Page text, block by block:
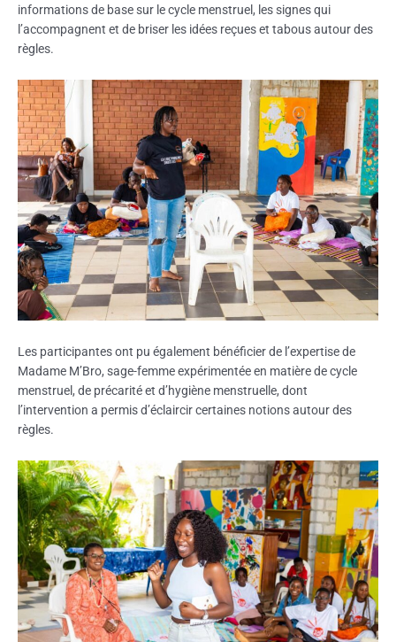
informations de base sur le cycle menstruel, les signes qui
l’accompagnent et de briser les idées reçues et tabous autour des
règles.
Les participantes ont pu également bénéficier de l’expertise de
Madame M’Bro, sage-femme expérimentée en matière de cycle
menstruel, de précarité et d’hygiène menstruelle, dont
l’intervention a permis d’éclaircir certaines notions autour des
règles.